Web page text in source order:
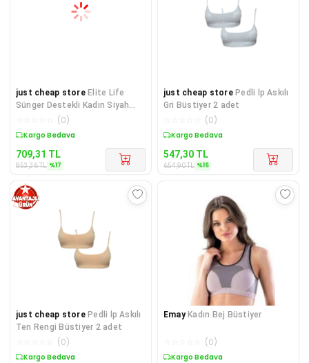
just cheap store Elite Life
Sünger Destekli Kadın Siyah
Büstiyer 772
(0)
Sepette %17 İndirim
709,31 TL
853,36TL %17
just cheap store Pedli İp Askılı
Gri Büstiyer 2 adet
(0)
Sepette %16 İndirim
547,30 TL
654,90TL %16
just cheap store Pedli İp Askılı
Ten Rengi Büstiyer 2 adet
(0)
Sepette %16 İndirim
Emay Kadın Bej Büstiyer
(0)
Kargo Bedava